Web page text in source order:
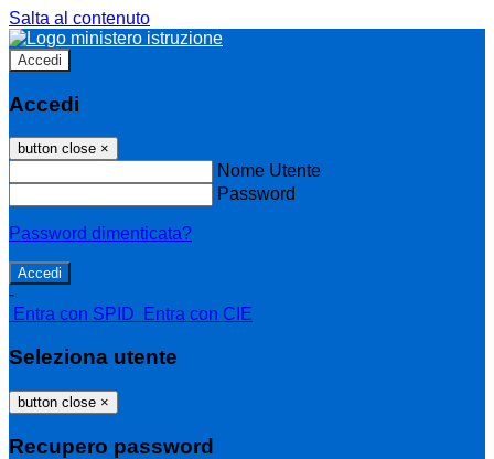
Salta al contenuto
Accedi
Accedi
button close ×
Nome Utente
Password
Password dimenticata?
-
Entra con SPID
Entra con CIE
Seleziona utente
button close ×
Recupero password